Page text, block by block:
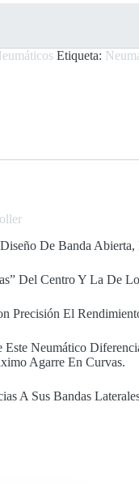
Etiqueta:
De Banda
Del Centro Y La De
Precisión El
Neumático
Agarre En Curvas.
A Sus Bandas